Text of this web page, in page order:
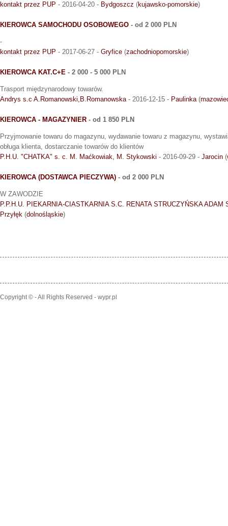
kontakt przez PUP - 2016-04-20 - Bydgoszcz (kujawsko-pomorskie)
KIEROWCA SAMOCHODU OSOBOWEGO - od 2 000 PLN
-
kontakt przez PUP - 2017-06-27 - Gryfice (zachodniopomorskie)
KIEROWCA KAT.C+E - 2 000 - 5 000 PLN
Trasport międzynarodowy towarów.
Andrys s.c A.Romanowski,B.Romanowska- 2016-12-15 - Paulinka(
KIEROWCA - MAGAZYNIER - od 1 850 PLN
Przyjmowanie towaru do magazynu, wydawanie towaru z magazynu,
obługa klienta, dostarczanie towarów do klientów
P.H.U. "CHATKA" s. c. M. Maćkowiak, M. Stykowski - 2016-09-29 - Jarocin (
KIEROWCA (DOSTAWCA PIECZYWA) - od 2 000 PLN
W ZAWODZIE
P.P.H.U. PIEKARNIA-CIASTKARNIA S.C. RENATA STRUCZYŃSKA ADAM
Przyłęk (dolnośląskie)
Copyright © - All Rights Reserved - wypr.pl